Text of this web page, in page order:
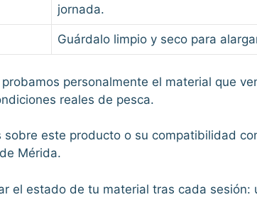
jornada.
Guárdalo limpio y seco para
probamos personalmente el material que
reales de pesca.
sobre este producto o su compatibilidad
Mérida.
el estado de tu material tras cada